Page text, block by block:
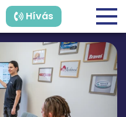
Hívás